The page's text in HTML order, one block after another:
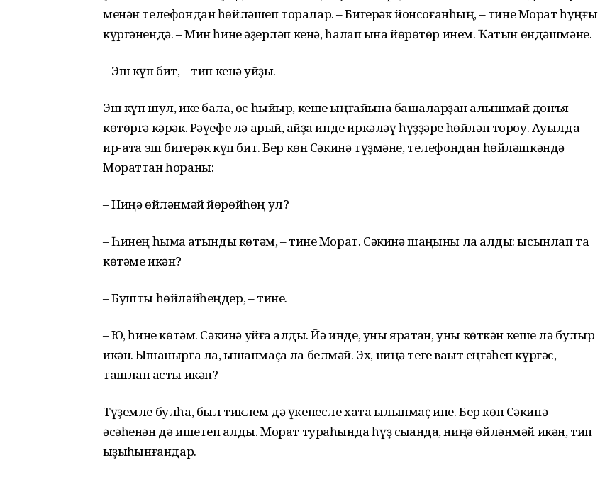
менән телефондан һөйләшеп торалар. – Бигерәк йонсоғанһың, – тине Морат һуңғы
күргәнендә. – Мин һине ҡәҙерләп кенә, һаҡлап ҡына йөрөтөр инем. Ҡатын өндәшмәне.
– Эш күп бит, – тип кенә ҡуйҙы.
Эш күп шул, ике бала, өс һыйыр, кеше ыңғайына башҡаларҙан ҡалышмай донъя
көтөргә кәрәк. Рәүефе лә арый, ҡайҙа инде иркәләү һүҙҙәре һөйләп тороу. Ауылда
ир-атҡа эш бигерәк күп бит. Бер көн Сәкинә түҙмәне, телефондан һөйләшкәндә
Мораттан һораны:
– Ниңә өйләнмәй йөрөйһөң ул?
– Һинең һымаҡ ҡатынды көтәм, – тине Морат. Сәкинә шаңҡыны ла ҡалды: ысынлап та
көтәме икән?
– Бушты һөйләйһеңдер, – тине.
– Юҡ, һине көтәм. Сәкинә уйға ҡалды. Йә инде, уны яратҡан, уны көткән кеше лә булыр
икән. Ышанырға ла, ышанмаҫҡа ла белмәй. Эх, ниңә теге ваҡыт еңгәһен күргәс,
ташлап ҡасты икән?
Түҙемле булһа, был тиклем дә үкенесле хата ҡылынмаҫ ине. Бер көн Сәкинә
әсәһенән дә ишетеп ҡалды. Морат тураһында һүҙ сыҡҡанда, ниңә өйләнмәй икән, тип
ҡыҙыҡһынғандар.